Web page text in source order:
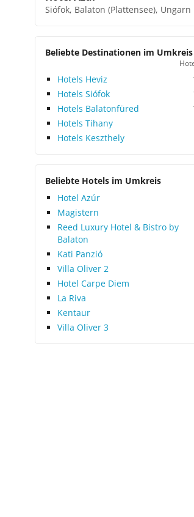
Siófok, Balaton (Plattensee), Ungarn
Beliebte Destinationen im Umkreis
Hotels Heviz
Hotels Siófok
Hotels Balatonfüred
Hotels Tihany
Hotels Keszthely
Beliebte Hotels im Umkreis
Hotel Azúr
Magistern
Reed Luxury Hotel & Bistro by
Balaton
Kati Panzió
Villa Oliver 2
Hotel Carpe Diem
La Riva
Kentaur
Villa Oliver 3